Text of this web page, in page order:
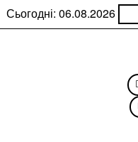
Сьогодні: 06.08.2026